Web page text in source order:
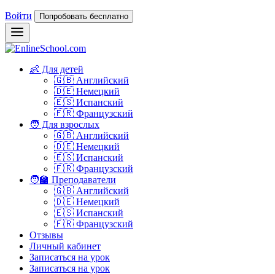
Войти Попробовать бесплатно
👶 Для детей
🇬🇧 Английский
🇩🇪 Немецкий
🇪🇸 Испанский
🇫🇷 Французский
🧑 Для взрослых
🇬🇧 Английский
🇩🇪 Немецкий
🇪🇸 Испанский
🇫🇷 Французский
🧑‍🏫 Преподаватели
🇬🇧 Английский
🇩🇪 Немецкий
🇪🇸 Испанский
🇫🇷 Французский
Отзывы
Личный кабинет
Записаться на урок
Записаться на урок